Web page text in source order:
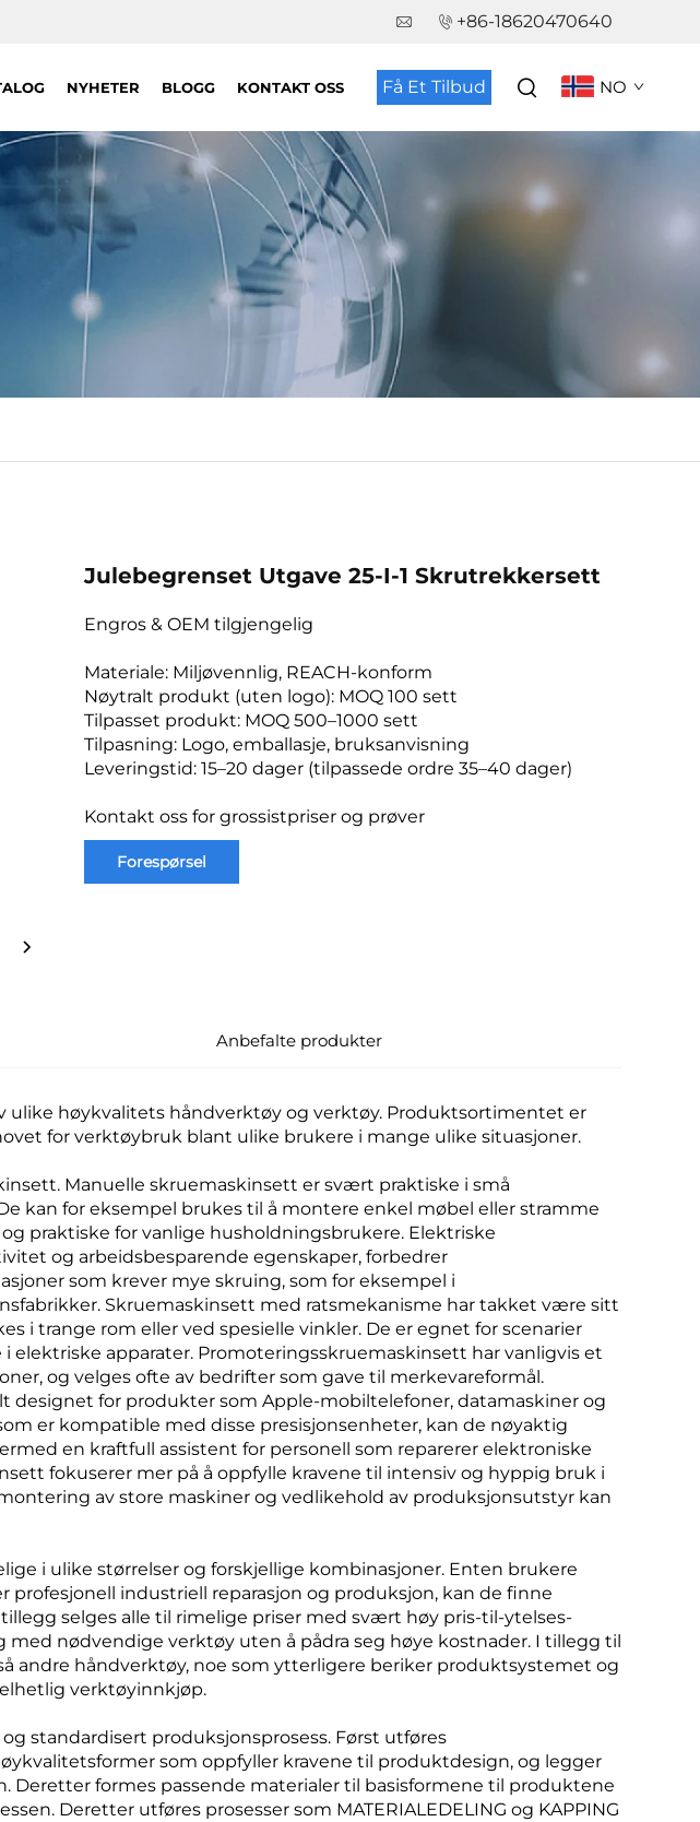
+86-18620470640
NYHETER BLOGG KONTAKT OSS Få Et Tilbud NO
Julebegrenset Utgave 25-I-1 Skrutrekkersett
Engros & OEM tilgjengelig
Materiale: Miljøvennlig, REACH-konform
Nøytralt produkt (uten logo): MOQ 100 sett
Tilpasset produkt: MOQ 500–1000 sett
Tilpasning: Logo, emballasje, bruksanvisning
Leveringstid: 15–20 dager (tilpassede ordre 35–40 dager)
Kontakt oss for grossistpriser og prøver
Forespørsel
Anbefalte produkter
ulike høykvalitets håndverktøy og verktøy. Produktsortimentet er
for verktøybruk blant ulike brukere i mange ulike situasjoner.
Manuelle skruemaskinsett er svært praktiske i små
kan for eksempel brukes til å montere enkel møbel eller stramme
og praktiske for vanlige husholdningsbrukere. Elektriske
og arbeidsbesparende egenskaper, forbedrer
som krever mye skruing, som for eksempel i
Skruemaskinsett med ratsmekanisme har takket være sitt
i trange rom eller ved spesielle vinkler. De er egnet for scenarier
elektriske apparater. Promoteringsskruemaskinsett har vanligvis et
og velges ofte av bedrifter som gave til merkevareformål.
designet for produkter som Apple-mobiltelefoner, datamaskiner og
er kompatible med disse presisjonsenheter, kan de nøyaktig
en kraftfull assistent for personell som reparerer elektroniske
fokuserer mer på å oppfylle kravene til intensiv og hyppig bruk i
av store maskiner og vedlikehold av produksjonsutstyr kan
i ulike størrelser og forskjellige kombinasjoner. Enten brukere
profesjonell industriell reparasjon og produksjon, kan de finne
selges alle til rimelige priser med svært høy pris-til-ytelses-
nødvendige verktøy uten å pådra seg høye kostnader. I tillegg til
andre håndverktøy, noe som ytterligere beriker produktsystemet og
verktøyinnkjøp.
standardisert produksjonsprosess. Først utføres
som oppfyller kravene til produktdesign, og legger
Deretter formes passende materialer til basisformene til produktene
Deretter utføres prosesser som MATERIALEDELING og KAPPING